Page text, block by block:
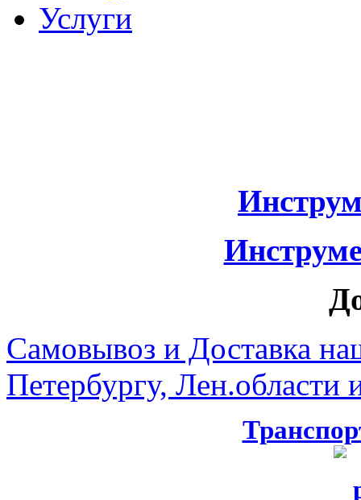
Услуги
Самовывоз и Доставка
Петербургу, Лен.области